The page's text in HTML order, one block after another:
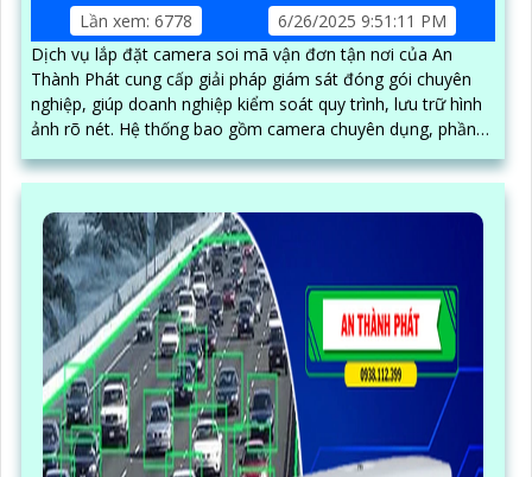
Lần xem: 6778
6/26/2025 9:51:11 PM
Dịch vụ lắp đặt camera soi mã vận đơn tận nơi của An
Thành Phát cung cấp giải pháp giám sát đóng gói chuyên
nghiệp, giúp doanh nghiệp kiểm soát quy trình, lưu trữ hình
ảnh rõ nét. Hệ thống bao gồm camera chuyên dụng, phần
thi công, lắp đặt hoàn chỉnh tại kho hàng, đảm bảo hoạt